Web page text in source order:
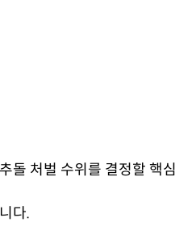
돌 처벌 수위를 결정할 핵심
다.